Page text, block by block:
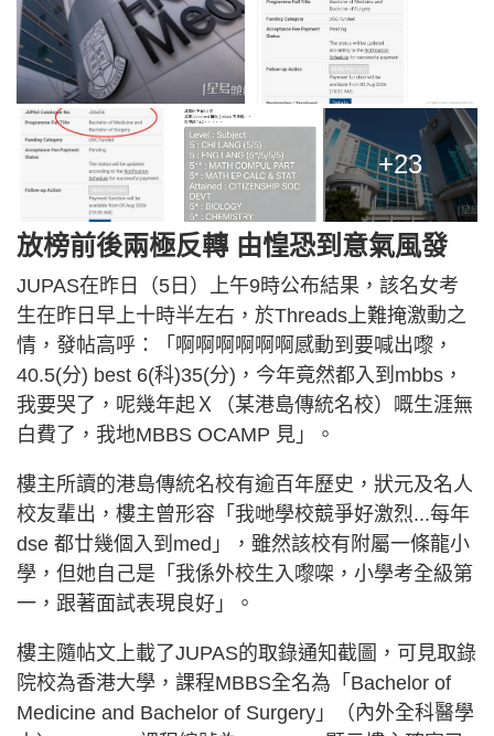
+23
放榜前後兩極反轉 由惶恐到意氣風發
JUPAS在昨日（5日）上午9時公布結果，該名女考
生在昨日早上十時半左右，於Threads上難掩激動之
情，發帖高呼：「啊啊啊啊啊啊感動到要喊出嚟，
40.5(分) best 6(科)35(分)，今年竟然都入到mbbs，
我要哭了，呢幾年起Ｘ（某港島傳統名校）嘅生涯無
白費了，我地MBBS OCAMP 見」。
樓主所讀的港島傳統名校有逾百年歷史，狀元及名人
校友輩出，樓主曾形容「我哋學校競爭好激烈...每年
dse 都廿幾個入到med」，雖然該校有附屬一條龍小
學，但她自己是「我係外校生入嚟㗎，小學考全級第
一，跟著面試表現良好」。
樓主隨帖文上載了JUPAS的取錄通知截圖，可見取錄
院校為香港大學，課程MBBS全名為「Bachelor of
Medicine and Bachelor of Surgery」（內外全科醫學